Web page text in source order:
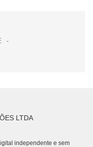
LTDA
independente e sem